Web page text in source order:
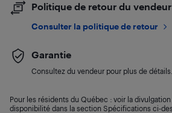
Politique de retour du vendeur
Consulter la politique de retour
Garantie
Consultez du vendeur pour plus de détails.
Pour les résidents du Québec : voir la
disponibilité dans la section Spécifications ci-